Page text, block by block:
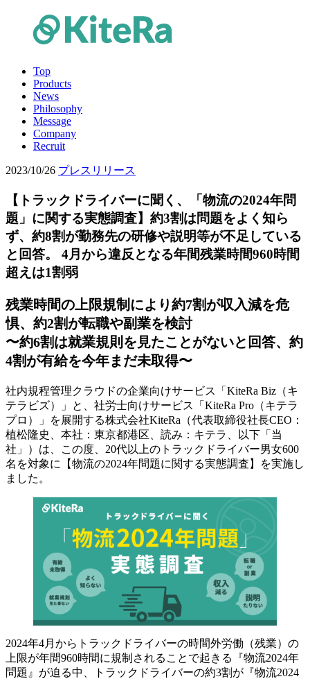
Top
Products
News
Philosophy
Message
Company
Recruit
2023/10/26 プレスリリース
【トラックドライバーに聞く、「物流の2024年問
題」に関する実態調査】約3割は問題をよく知ら
ず、約8割が勤務先の研修や説明等が不足している
と回答。 4月から違反となる年間残業時間960時間
超えは1割弱
残業時間の上限規制により約7割が収入減を危
惧、約2割が転職や副業を検討
〜約6割は就業規則を見たことがないと回答、約
4割が有給を今年まだ未取得〜
社内規程管理クラウドの企業向けサービス「KiteRa Biz（キ
テラビズ）」と、社労士向けサービス「KiteRa Pro（キテラ
プロ）」を展開する株式会社KiteRa（代表取締役社長CEO：
植松隆史、本社：東京都港区、読み：キテラ、以下「当
社」）は、この度、20代以上のトラックドライバー男女600
名を対象に【物流の2024年問題に関する実態調査】を実施し
ました。
2024年4月からトラックドライバーの時間外労働（残業）の
上限が年間960時間に規制されることで起きる『物流2024年
問題』が迫る中、トラックドライバーの約3割が『物流2024